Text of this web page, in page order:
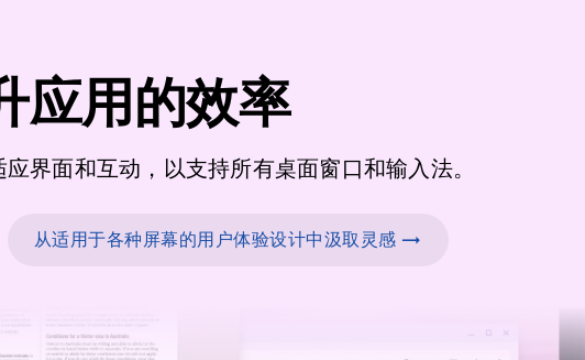
应用的效率
界面和互动，以支持所有桌面窗口和输入法。
从适用于各种屏幕的用户体验设计中汲取灵感 →